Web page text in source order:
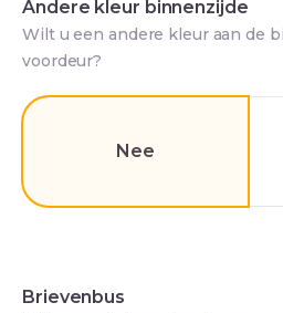
Andere kleur binnenzijde
Wilt u een andere kleur aan de
voordeur?
Nee
Brievenbus